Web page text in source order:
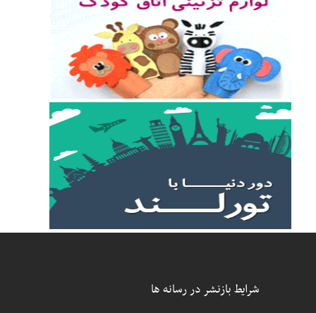
شرایط بازنشر در رسانه ها